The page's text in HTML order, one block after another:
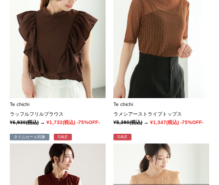
Te chichi
ラッフルフリルブラウス
¥6,930(税込) → ¥1,732(税込) -75%OFF-
Te chichi
ラメシアーストライプトップス
¥5,390(税込)→¥1,347(税込) -75%OFF-
タイムセール対象 SALE SALE